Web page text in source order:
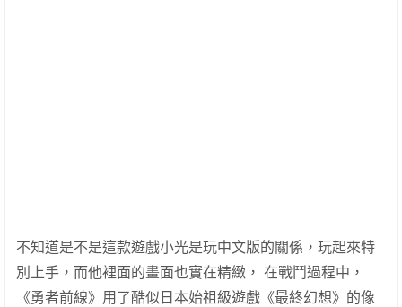
不知道是不是這款遊戲小光是玩中文版的關係，玩起來特
別上手，而他裡面的畫面也實在精緻， 在戰鬥過程中，
《勇者前線》用了酷似日本始祖級遊戲《最終幻想》的像